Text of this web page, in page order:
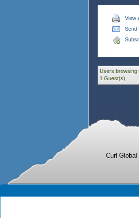
View
Send
Users browsing
1 Guest(s)
Curl